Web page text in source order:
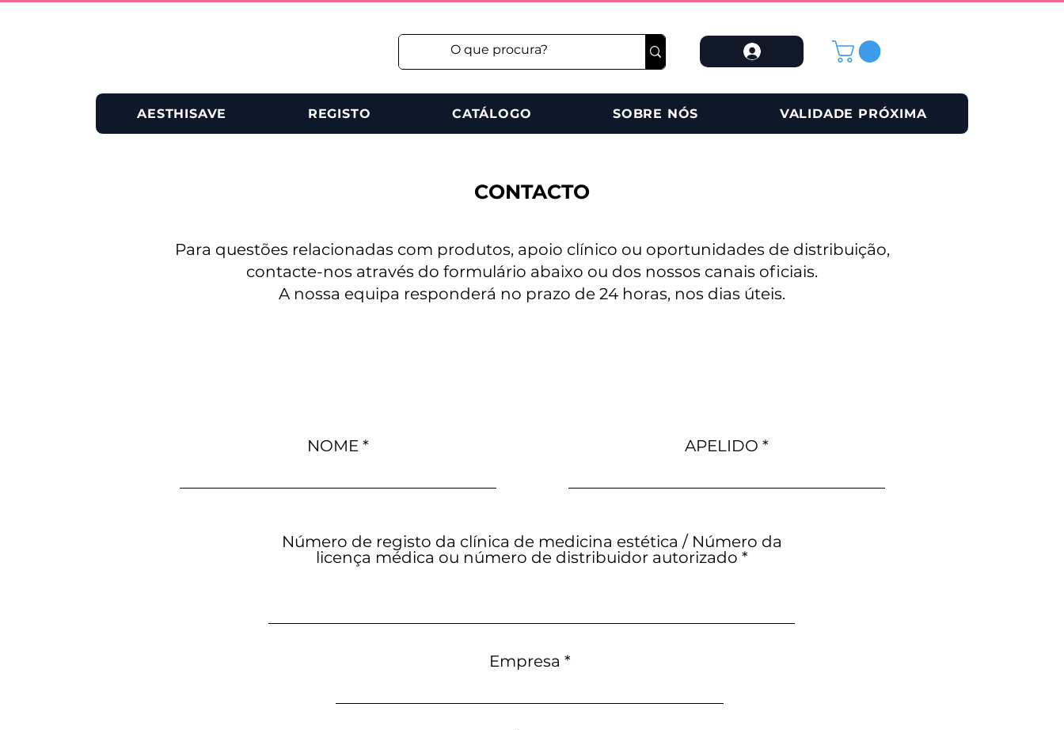
AESTHISAVE REGISTO CATÁLOGO SOBRE NÓS VALIDADE PRÓXIMA
CONTACTO
Para questões relacionadas com produtos, apoio clínico ou oportunidades de distribuição,
contacte-nos através do formulário abaixo ou dos nossos canais oficiais.
A nossa equipa responderá no prazo de 24 horas, nos dias úteis.
NOME APELIDO
Número de registo da clínica de medicina estética / Número da
licença médica ou número de distribuidor autorizado
Empresa